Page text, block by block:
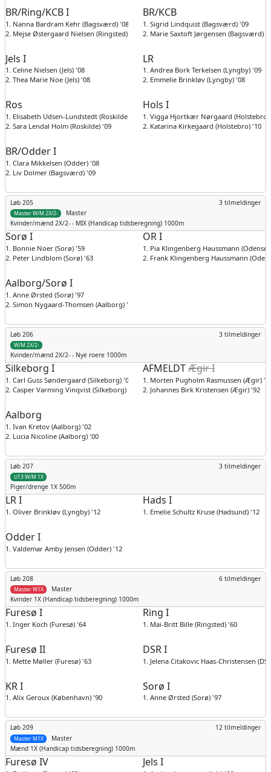
BR/Ring/KCB I
1. Nanna Bardram Kehr (Bagsværd) '08
2. Mejse Østergaard Nielsen (Ringsted) '08
BR/KCB
1. Sigrid Lindquist (Bagsværd) '09
2. Marie Saxtoft Jørgensen (Bagsværd)
Jels I
1. Celine Nielsen (Jels) '08
2. Thea Marie Noe (Jels) '08
LR
1. Andrea Bork Terkelsen (Lyngby) '09
2. Emmelie Brinkløv (Lyngby) '08
Ros
1. Elisabeth Udsen-Lundstedt (Roskilde) '08
2. Sara Lendal Holm (Roskilde) '09
Hols I
1. Vigga Hjortkær Nørgaard (Holstebro)
2. Katarina Kirkegaard (Holstebro) '10
BR/Odder I
1. Clara Mikkelsen (Odder) '08
2. Liv Dolmer (Bagsværd) '09
Løb 205
Master
3 tilmeldinger
Master W/M 2X/2-
Kvinder/mænd 2X/2- - MIX (Handicap tidsberegning) 1000m
Sorø I
1. Bonnie Noer (Sorø) '59
2. Peter Lindblom (Sorø) '63
OR I
1. Pia Klingenberg Haussmann (Odense)
2. Frank Klingenberg Haussmann
Aalborg/Sorø I
1. Anne Ørsted (Sorø) '97
2. Simon Nygaard-Thomsen (Aalborg) '89
Løb 206 3 tilmeldinger
W/M 2X/2-
Kvinder/mænd 2X/2- - Nye roere 1000m
Silkeborg I
1. Carl Guss Søndergaard (Silkeborg) '00
2. Casper Varming Vinqvist (Silkeborg) '05
AFMELDTÆgir I
1. Morten Pugholm Rasmussen (Ægir)
2. Johannes Birk Kristensen (Ægir) '92
Aalborg
1. Ivan Kretov (Aalborg) '02
2. Lucia Nicoline (Aalborg) '00
Løb 207 3 tilmeldinger
U13 W/M 1X
Piger/drenge 1X 500m
LR I
1. Oliver Brinkløv (Lyngby) '12
Hads I
1. Emelie Schultz Kruse (Hadsund) '12
Odder I
1. Valdemar Amby Jensen (Odder) '12
Løb 208
Master
6 tilmeldinger
Master W1X
Kvinder 1X (Handicap tidsberegning) 1000m
Furesø I
1. Inger Koch (Furesø) '64
Ring I
1. Mai-Britt Bille (Ringsted) '60
Furesø II
1. Mette Møller (Furesø) '63
DSR I
1. Jelena Citakovic Haas-Christensen
KR I
1. Alix Geroux (København) '90
Sorø I
1. Anne Ørsted (Sorø) '97
Løb 209
Master
12 tilmeldinger
Master M1X
Mænd 1X (Handicap tidsberegning) 1000m
Furesø IV Jels I